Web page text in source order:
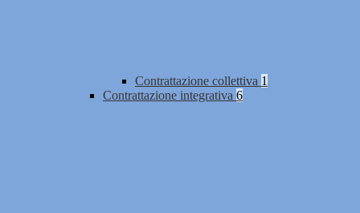
Contrattazione collettiva 1
Contrattazione integrativa 6